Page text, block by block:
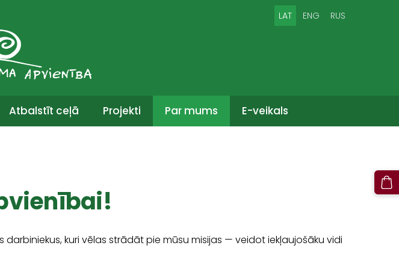
LAT ENG RUS
Atbalstīt ceļā Projekti Par mums E-veikals
kuri vēlas strādāt pie mūsu misijas — veidot iekļaujošāku vidi